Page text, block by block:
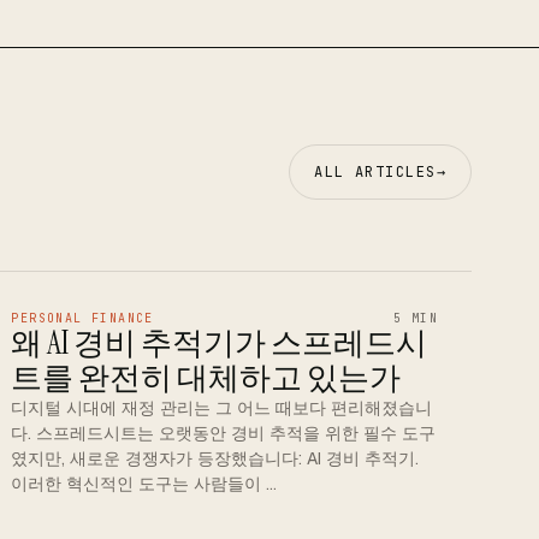
ALL ARTICLES→
PERSONAL FINANCE 5 MIN
왜 AI 경비 추적기가 스프레드시
트를 완전히 대체하고 있는가
디지털 시대에 재정 관리는 그 어느 때보다 편리해졌습니
다. 스프레드시트는 오랫동안 경비 추적을 위한 필수 도구
였지만, 새로운 경쟁자가 등장했습니다: AI 경비 추적기.
이러한 혁신적인 도구는 사람들이 …